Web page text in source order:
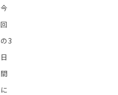
今
回
の3
日
間
に